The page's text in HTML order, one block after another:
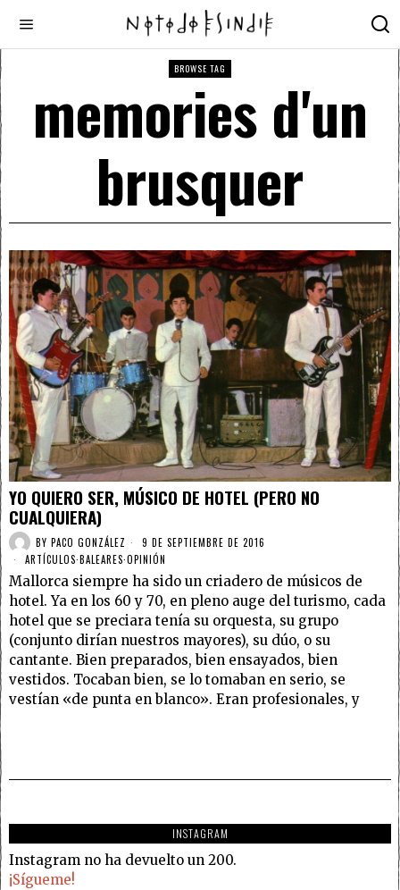
BROWSE TAG
memories d'un
brusquer
YO QUIERO SER, MÚSICO DE HOTEL (PERO NO
CUALQUIERA)
BY PACO GONZÁLEZ
9 DE SEPTIEMBRE DE 2016
ARTÍCULOS·BALEARES·OPINIÓN
Mallorca siempre ha sido un criadero de músicos de
hotel. Ya en los 60 y 70, en pleno auge del turismo, cada
hotel que se preciara tenía su orquesta, su grupo
(conjunto dirían nuestros mayores), su dúo, o su
cantante. Bien preparados, bien ensayados, bien
vestidos. Tocaban bien, se lo tomaban en serio, se
vestían «de punta en blanco». Eran profesionales, y
INSTAGRAM
Instagram no ha devuelto un 200.
¡Sígueme!